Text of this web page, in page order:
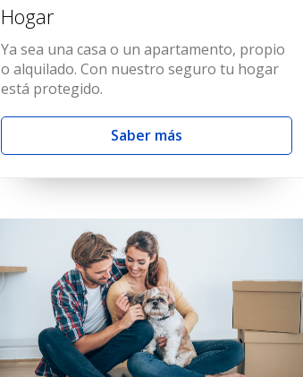
Hogar
Ya sea una casa o un apartamento, propio
o alquilado. Con nuestro seguro tu hogar
está protegido.
Saber más